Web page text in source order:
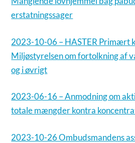
erstatningssager
2023-10-06 – HASTER Primært
Miljøstyrelsen om fortolkning af
og i øvrigt
2023-06-16 – Anmodning om
totale mængder kontra
2023-10-26 Ombudsmandens